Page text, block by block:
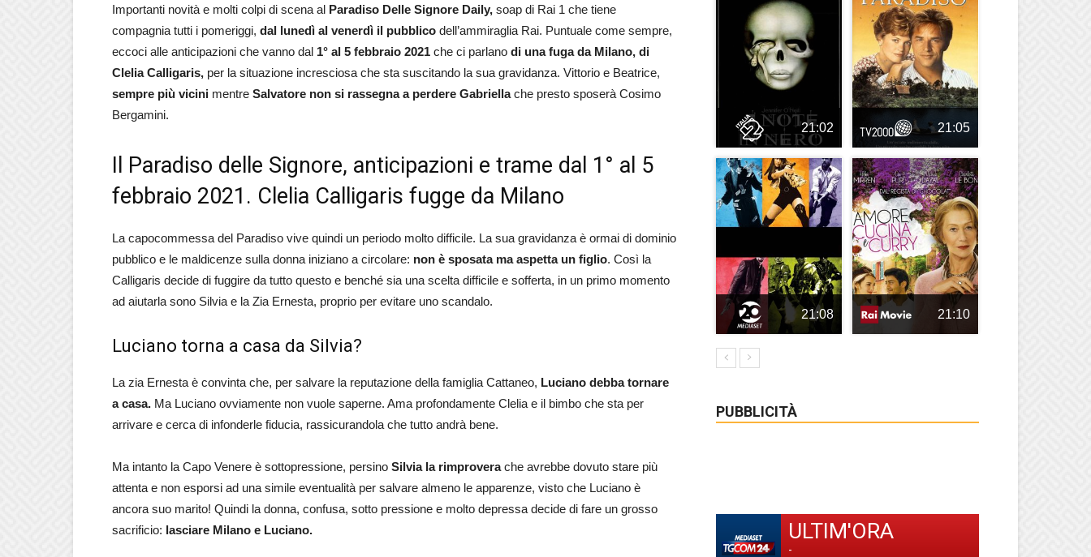
Importanti novità e molti colpi di scena al Paradiso Delle Signore Daily, soap di Rai 1 che tiene
compagnia tutti i pomeriggi, dal lunedì al venerdì il pubblico dell’ammiraglia Rai. Puntuale come sempre,
eccoci alle anticipazioni che vanno dal 1° al 5 febbraio 2021 che ci parlano di una fuga da Milano, di
Clelia Calligaris, per la situazione incresciosa che sta suscitando la sua gravidanza. Vittorio e Beatrice,
sempre più vicini mentre Salvatore non si rassegna a perdere Gabriellache presto sposerà Cosimo
Bergamini.
Il Paradiso delle Signore, anticipazioni e trame dal 1° al 5
febbraio 2021. Clelia Calligaris fugge da Milano
La capocommessa del Paradiso vive quindi un periodo molto difficile. La sua gravidanza è ormai di dominio
pubblico e le maldicenze sulla donna iniziano a circolare: non è sposata ma aspetta un figlio. Così la
Calligaris decide di fuggire da tutto questo e benché sia una scelta difficile e sofferta, in un primo momento
ad aiutarla sono Silvia e la Zia Ernesta, proprio per evitare uno scandalo.
Luciano torna a casa da Silvia?
La zia Ernesta è convinta che, per salvare la reputazione della famiglia Cattaneo, Luciano debba tornare
a casa. Ma Luciano ovviamente non vuole saperne. Ama profondamente Clelia e il bimbo che sta per
arrivare e cerca di infonderle fiducia, rassicurandola che tutto andrà bene.
Ma intanto la Capo Venere è sottopressione, persino Silvia la rimproverache avrebbe dovuto stare più
attenta e non esporsi ad una simile eventualità per salvare almeno le apparenze, visto che Luciano è
ancora suo marito! Quindi la donna, confusa, sotto pressione e molto depressa decide di fare un grosso
sacrificio: lasciare Milano e Luciano.
21:02 21:05
21:08 21:10
PUBBLICITÀ
ULTIM'ORA
-